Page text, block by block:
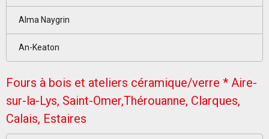
Alma Naygrin
An-Keaton
Fours à bois et ateliers céramique/verre * Aire-
sur-la-Lys, Saint-Omer,Thérouanne, Clarques,
Calais, Estaires